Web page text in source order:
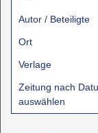
Autor / Beteiligte
Ort
Verlage
Zeitung nach
auswählen